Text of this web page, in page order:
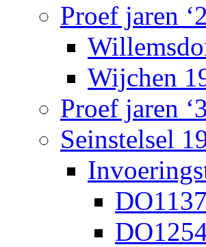
Proef jaren
Wijchen
Proef jaren
Seinstelsel
DO1137